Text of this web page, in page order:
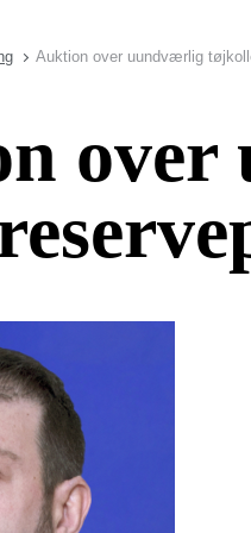
Auktion over uundværlig
over